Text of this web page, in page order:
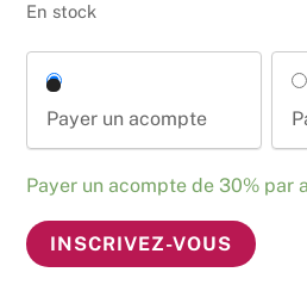
En stock
Payer un acompte
Payer un acompte de 30% par
quantité
de
INSCRIVEZ-VOUS